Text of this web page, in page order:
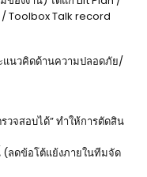
Toolbox Talk record
แนวคิดด้านความปลอดภัย/
วจสอบได้” ทำให้การตัดสิน
(ลดข้อโต้แย้งภายในทีมจัด